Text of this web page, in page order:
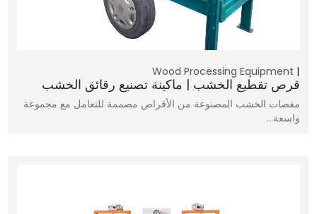
Wood Processing Equipment
قرص تقطيع الخشب | ماكينة تصنيع رقائق الخشب
مقصات الخشب المصنوعة من الأقراص مصممة للتعامل مع مجموعة
واسعة…